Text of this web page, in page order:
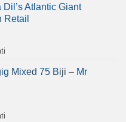
Atlantic Giant
Retail
Mixed 75 Biji – Mr